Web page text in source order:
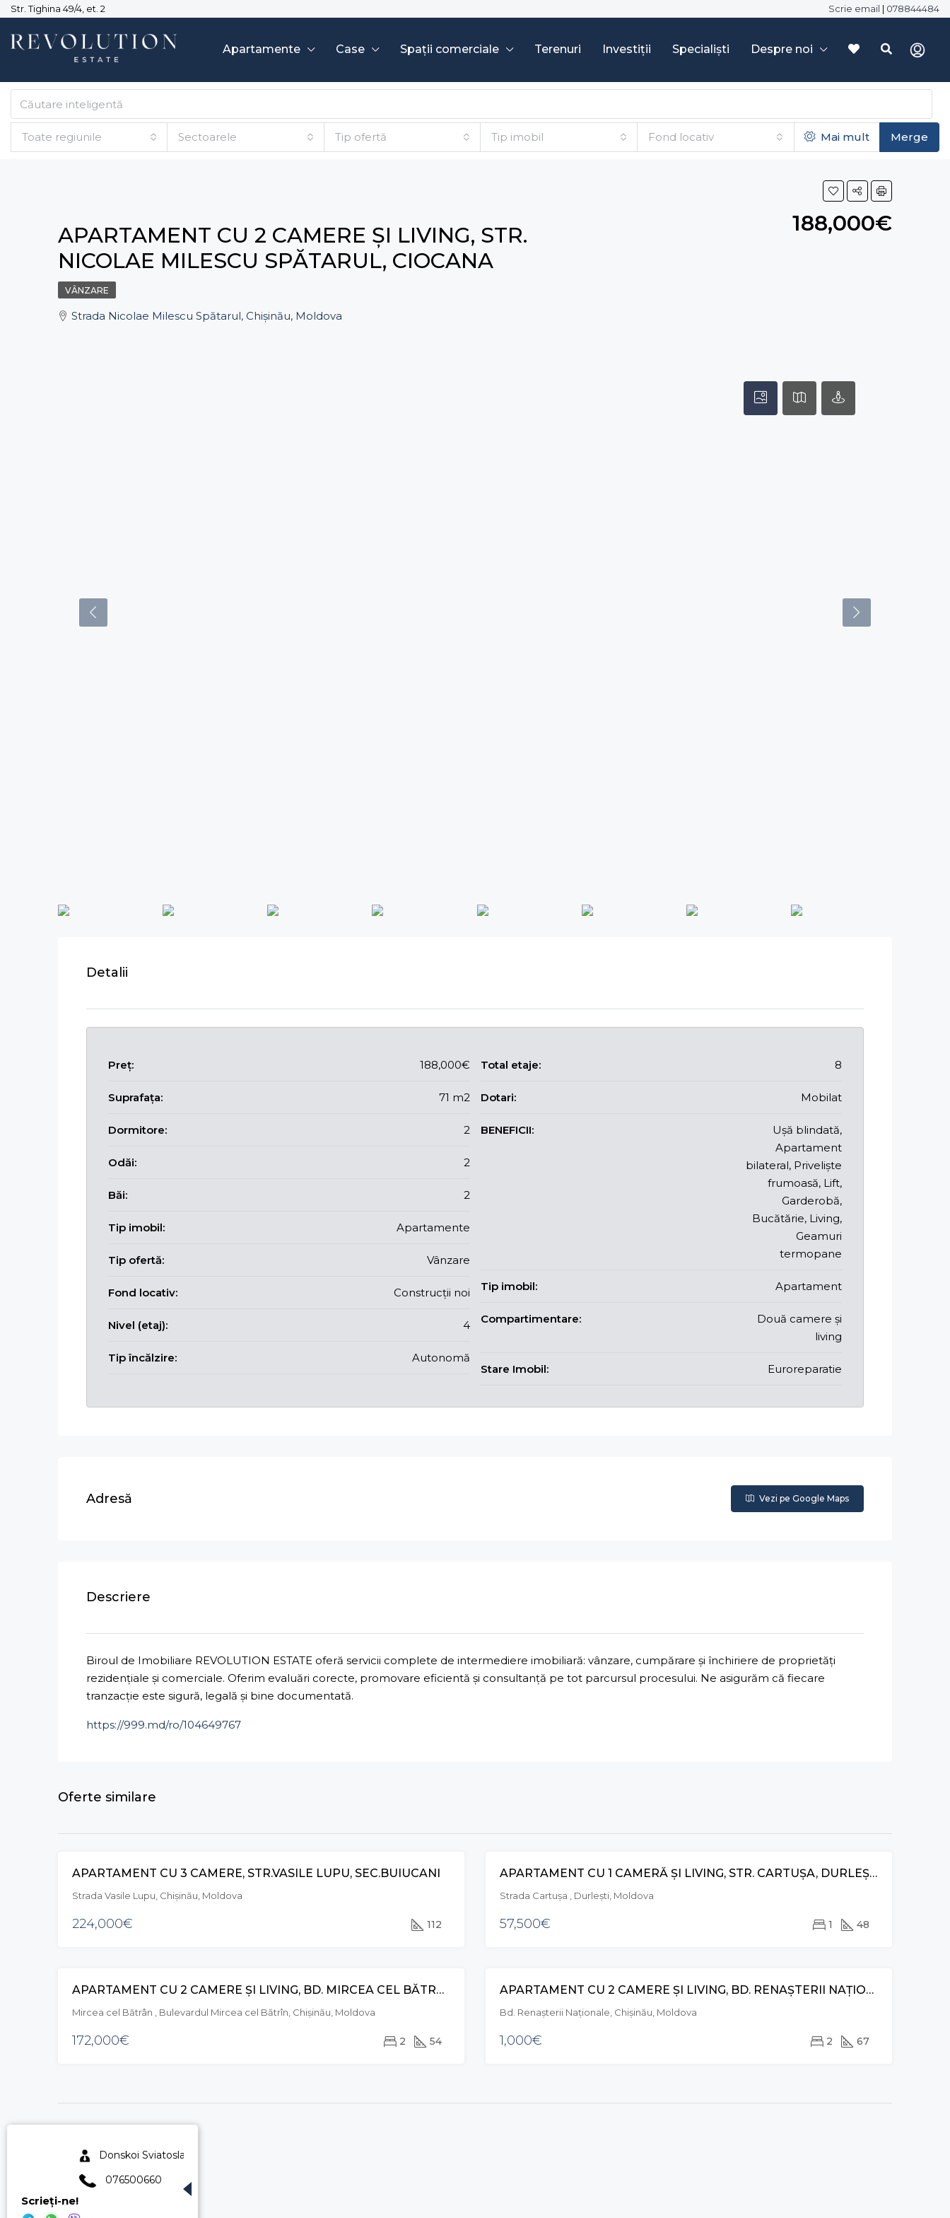
Str. Tighina 49/4, et. 2 Scrie email | 078844484
Apartamente Case Spații comerciale Terenuri Investiții Specialiști Despre noi
Toate regiunile Sectoarele Tip ofertă Tip imobil Fond locativ Mai mult Merge
APARTAMENT CU 2 CAMERE ȘI LIVING, STR.
NICOLAE MILESCU SPĂTARUL, CIOCANA
188,000€
VÂNZARE
Strada Nicolae Milescu Spătarul, Chișinău, Moldova
Detalii
Preț: 188,000€
Suprafața: 71 m2
Dormitore: 2
Odăi: 2
Băi: 2
Tip imobil: Apartamente
Tip ofertă: Vânzare
Fond locativ: Construcții noi
Nivel (etaj): 4
Tip încălzire: Autonomă
Total etaje: 8
Dotari: Mobilat
BENEFICII:
Ușă blindată,
Apartament
bilateral, Priveliște
frumoasă, Lift,
Garderobă,
Bucătărie, Living,
Geamuri
termopane
Tip imobil: Apartament
Compartimentare:
Două camere și
living
Stare Imobil: Euroreparatie
Adresă Vezi pe Google Maps
Descriere
Biroul de Imobiliare REVOLUTION ESTATE oferă servicii complete de intermediere imobiliară: vânzare, cumpărare și închiriere de proprietăți
rezidențiale și comerciale. Oferim evaluări corecte, promovare eficientă și consultanță pe tot parcursul procesului. Ne asigurăm că fiecare
tranzacție este sigură, legală și bine documentată.
https://999.md/ro/104649767
Oferte similare
VÂNZARE
APARTAMENT CU 3 CAMERE, STR.VASILE LUPU, SEC.BUIUCANI
Strada Vasile Lupu, Chișinău, Moldova
224,000€ 112
VÂNZAREAPARTAMENT CU 1 CAMERĂ ŞI LIVING, STR. CARTUŞA, DURLEŞTI
Strada Cartuşa , Durleşti, Moldova
57,500€ 1 48
VÂNZARE
APARTAMENT CU 2 CAMERE ȘI LIVING, BD. MIRCEA CEL BĂTRÂN, CIOCANA
Mircea cel Bătrân , Bulevardul Mircea cel Bătrîn, Chișinău, Moldova
172,000€ 2 54
CHIRIE
APARTAMENT CU 2 CAMERE ȘI LIVING, BD. RENAȘTERII NAȚIONALE, CENTRU
Bd. Renașterii Naționale, Chișinău, Moldova
1,000€ 2 67
Donskoi Sviatoslav
076500660
Scrieți-ne!